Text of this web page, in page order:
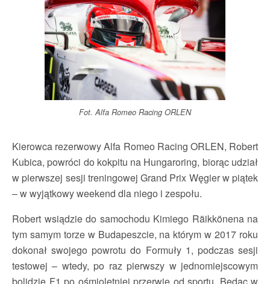
Fot. Alfa Romeo Racing ORLEN
Kierowca rezerwowy Alfa Romeo Racing ORLEN, Robert
Kubica, powróci do kokpitu na Hungaroring, biorąc udział
w pierwszej sesji treningowej Grand Prix Węgier w piątek
– w wyjątkowy weekend dla niego i zespołu.
Robert wsiądzie do samochodu Kimiego Räikkönena na
tym samym torze w Budapeszcie, na którym w 2017 roku
dokonał swojego powrotu do Formuły 1, podczas sesji
testowej – wtedy, po raz pierwszy w jednomiejscowym